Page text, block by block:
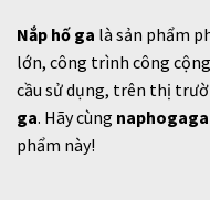
Nắp hố ga là sản phẩm
lớn, công trình công
cầu sử dụng, trên thị
ga. Hãy cùng
phẩm này!